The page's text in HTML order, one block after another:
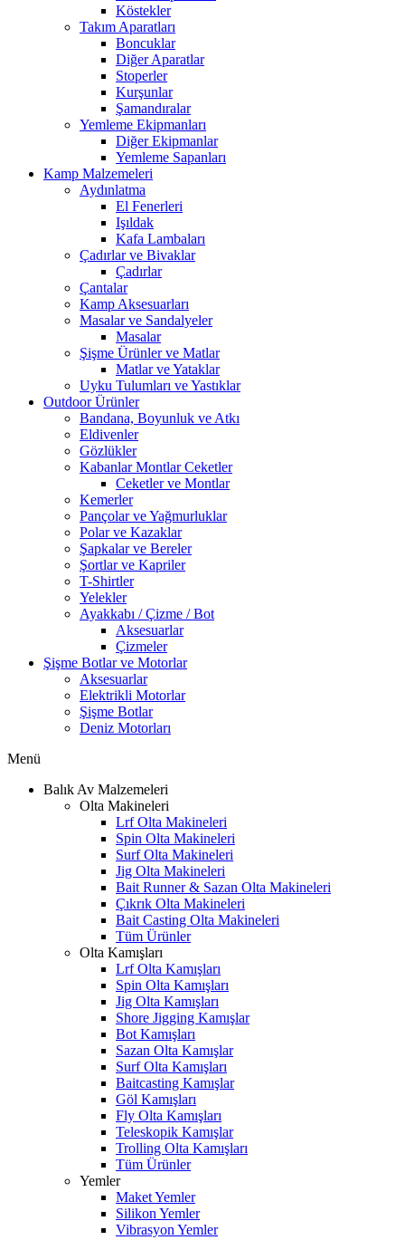
Köstekler
Takım Aparatları
Boncuklar
Diğer Aparatlar
Stoperler
Kurşunlar
Şamandıralar
Yemleme Ekipmanları
Diğer Ekipmanlar
Yemleme Sapanları
Kamp Malzemeleri
Aydınlatma
El Fenerleri
Işıldak
Kafa Lambaları
Çadırlar ve Bivaklar
Çadırlar
Çantalar
Kamp Aksesuarları
Masalar ve Sandalyeler
Masalar
Şişme Ürünler ve Matlar
Matlar ve Yataklar
Uyku Tulumları ve Yastıklar
Outdoor Ürünler
Bandana, Boyunluk ve Atkı
Eldivenler
Gözlükler
Kabanlar Montlar Ceketler
Ceketler ve Montlar
Kemerler
Pançolar ve Yağmurluklar
Polar ve Kazaklar
Şapkalar ve Bereler
Şortlar ve Kapriler
T-Shirtler
Yelekler
Ayakkabı / Çizme / Bot
Aksesuarlar
Çizmeler
Şişme Botlar ve Motorlar
Aksesuarlar
Elektrikli Motorlar
Şişme Botlar
Deniz Motorları
Menü
Balık Av Malzemeleri
Olta Makineleri
Lrf Olta Makineleri
Spin Olta Makineleri
Surf Olta Makineleri
Jig Olta Makineleri
Bait Runner & Sazan Olta Makineleri
Çıkrık Olta Makineleri
Bait Casting Olta Makineleri
Tüm Ürünler
Olta Kamışları
Lrf Olta Kamışları
Spin Olta Kamışları
Jig Olta Kamışları
Shore Jigging Kamışlar
Bot Kamışları
Sazan Olta Kamışlar
Surf Olta Kamışları
Baitcasting Kamışlar
Göl Kamışları
Fly Olta Kamışları
Teleskopik Kamışlar
Trolling Olta Kamışları
Tüm Ürünler
Yemler
Maket Yemler
Silikon Yemler
Vibrasyon Yemler